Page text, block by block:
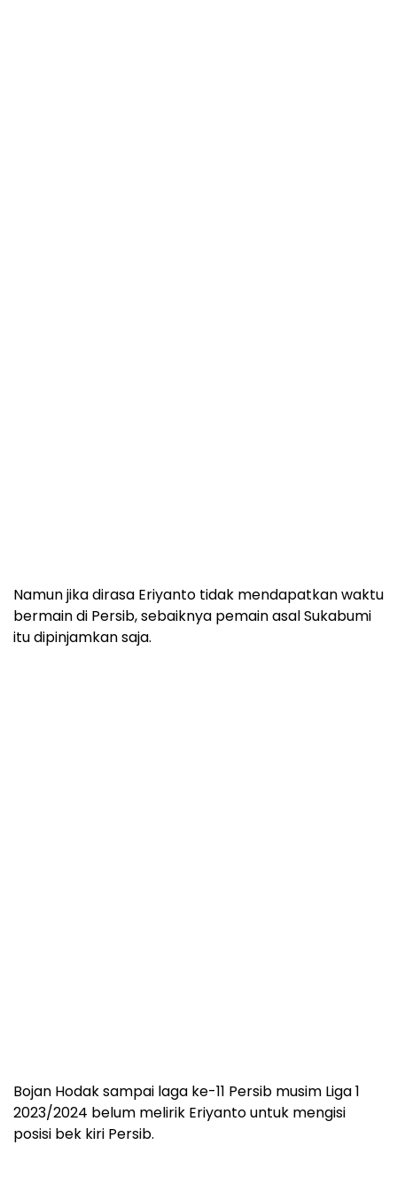
Namun jika dirasa Eriyanto tidak mendapatkan waktu
bermain di Persib, sebaiknya pemain asal Sukabumi
itu dipinjamkan saja.
Bojan Hodak sampai laga ke-11 Persib musim Liga 1
2023/2024 belum melirik Eriyanto untuk mengisi
posisi bek kiri Persib.